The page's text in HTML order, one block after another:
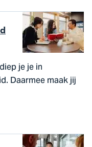
je je in
Daarmee maak jij